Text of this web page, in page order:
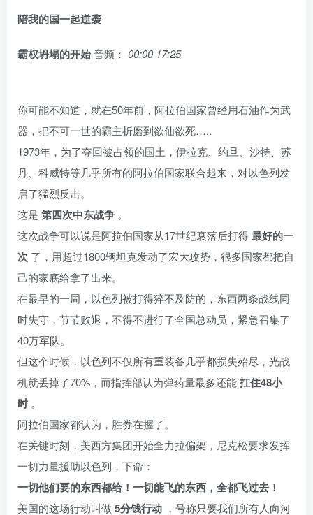
陪我的国一起逆袭
霸权坍塌的开始音频： 00:00 17:25
你可能不知道，就在50年前，阿拉伯国家曾经用石油作为武
器，把不可一世的霸主折磨到欲仙欲死…..
1973年，为了夺回被占领的国土，伊拉克、约旦、沙特、苏
丹、科威特等几乎所有的阿拉伯国家联合起来，对以色列发
启了猛烈反击。
这是 第四次中东战争 。
这次战争可以说是阿拉伯国家从17世纪衰落后打得最好的一
次 了，用超过1800辆坦克发动了宏大攻势，很多国家都把自
己的家底给拿了出来。
在最早的一周，以色列被打得猝不及防的，东西两条战线同
时失守，节节败退，不得不进行了全国总动员，紧急召集了
40万军队。
但这个时候，以色列不仅所有重装备几乎都损失殆尽，光战
机就丢掉了70%，而指挥部认为弹药量最多还能扛住48小
时 。
阿拉伯国家都认为，胜券在握了。
在关键时刻，美西方集团开始全力拉偏架，尼克松要求发挥
一切力量援助以色列，下命：
一切他们要的东西都给！一切能飞的东西，全都飞过去！
美国的这场行动叫做 5分钱行动 ，号称只要我们所有人向河